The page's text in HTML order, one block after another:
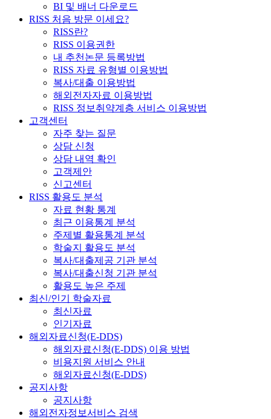
BI 및 배너 다운로드
RISS 처음 방문 이세요?
RISS란?
RISS 이용권한
내 추천논문 등록방법
RISS 자료 유형별 이용방법
복사/대출 이용방법
해외전자자료 이용방법
RISS 정보취약계층 서비스 이용방법
고객센터
자주 찾는 질문
상담 신청
상담 내역 확인
고객제안
신고센터
RISS 활용도 분석
자료 현황 통계
최근 이용통계 분석
주제별 활용통계 분석
학술지 활용도 분석
복사/대출제공 기관 분석
복사/대출신청 기관 분석
활용도 높은 주제
최신/인기 학술자료
최신자료
인기자료
해외자료신청(E-DDS)
해외자료신청(E-DDS) 이용 방법
비용지원 서비스 안내
해외자료신청(E-DDS)
공지사항
공지사항
해외전자정보서비스 검색